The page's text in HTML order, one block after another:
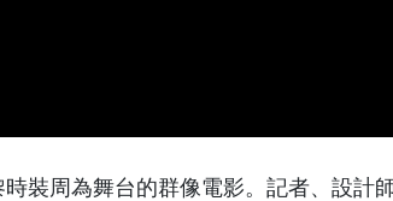
裝周為舞台的群像電影。記者、設計